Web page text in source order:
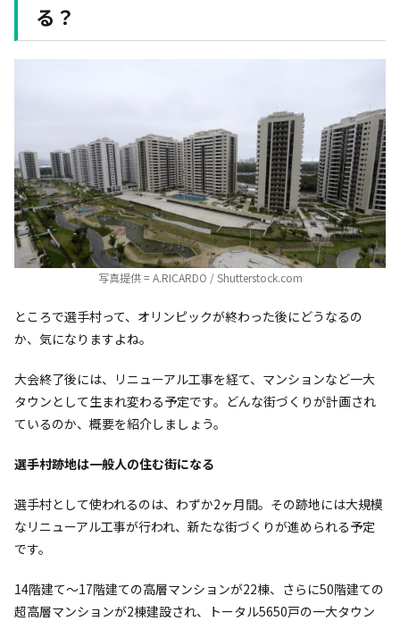
る？
写真提供 = A.RICARDO / Shutterstock.com
ところで選手村って、オリンピックが終わった後にどうなるの
か、気になりますよね。
大会終了後には、リニューアル工事を経て、マンションなど一大
タウンとして生まれ変わる予定です。どんな街づくりが計画され
ているのか、概要を紹介しましょう。
選手村跡地は一般人の住む街になる
選手村として使われるのは、わずか2ヶ月間。その跡地には大規模
なリニューアル工事が行われ、新たな街づくりが進められる予定
です。
14階建て〜17階建ての高層マンションが22棟、さらに50階建ての
超高層マンションが2棟建設され、トータル5650戸の一大タウン